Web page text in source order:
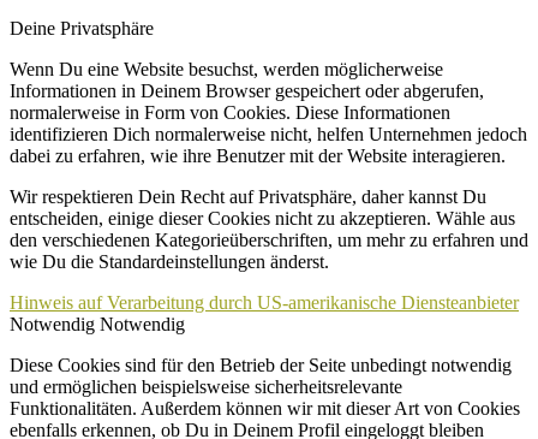
Deine Privatsphäre
Wenn Du eine Website besuchst, werden möglicherweise
Informationen in Deinem Browser gespeichert oder abgerufen,
normalerweise in Form von Cookies. Diese Informationen
identifizieren Dich normalerweise nicht, helfen Unternehmen jedoch
dabei zu erfahren, wie ihre Benutzer mit der Website interagieren.
Wir respektieren Dein Recht auf Privatsphäre, daher kannst Du
entscheiden, einige dieser Cookies nicht zu akzeptieren. Wähle aus
den verschiedenen Kategorieüberschriften, um mehr zu erfahren und
wie Du die Standardeinstellungen änderst.
Hinweis auf Verarbeitung durch US-amerikanische Diensteanbieter
Notwendig Notwendig
Diese Cookies sind für den Betrieb der Seite unbedingt notwendig
und ermöglichen beispielsweise sicherheitsrelevante
Funktionalitäten. Außerdem können wir mit dieser Art von Cookies
ebenfalls erkennen, ob Du in Deinem Profil eingeloggt bleiben